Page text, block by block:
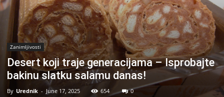
Zanimljivosti
Desert koji traje generacijama – Isprobajte
bakinu slatku salamu danas!
By Urednik - June 17, 2025 654 0